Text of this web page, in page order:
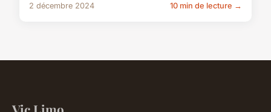
2 décembre 2024 10 min de lecture →